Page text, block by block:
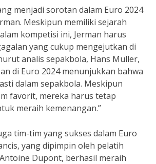
menjadi sorotan dalam Euro 2024
Meskipun memiliki sejarah
kompetisi ini, Jerman harus
yang cukup mengejutkan di
analis sepakbola, Hans Muller,
di Euro 2024 menunjukkan bahwa
dalam sepakbola. Meskipun
favorit, mereka harus tetap
meraih kemenangan.”
tim-tim yang sukses dalam Euro
yang dipimpin oleh pelatih
Dupont, berhasil meraih